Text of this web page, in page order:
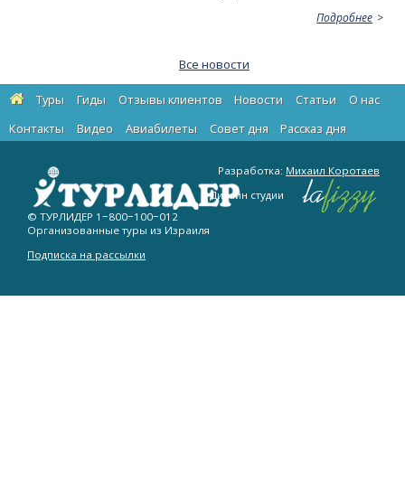
Подробнее
Все новости
Туры Гиды Отзывы клиентов Новости Статьи
О нас
Контакты
Видео Авиабилеты Cовет дня Рассказ дня
© ТУРЛИДЕР 1−800−100−012
Организованные туры из Израиля
Подписка на рассылки
Разработка: Михаил Коротаев
Дизайн студии